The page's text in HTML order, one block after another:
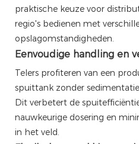
praktische keuze voor
regio's bedienen met
opslagomstandigheden.
Eenvoudige handling en
Telers profiteren van een
spuittank zonder
Dit verbetert de
nauwkeurige dosering en
in het veld.